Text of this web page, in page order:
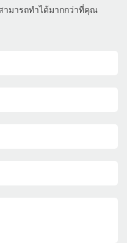
ามารถทำได้มากกว่าที่คุณ